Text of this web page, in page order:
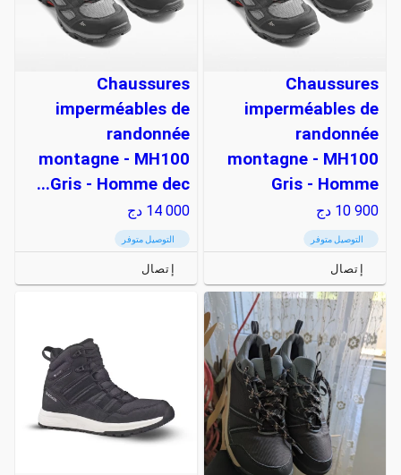
Chaussures
imperméables de
randonnée
montagne - MH100
Gris - Homme
10 900 دج
التوصيل متوفر
إتصال
Chaussures
imperméables de
randonnée
montagne - MH100
Gris - Homme dec...
14 000 دج
التوصيل متوفر
إتصال